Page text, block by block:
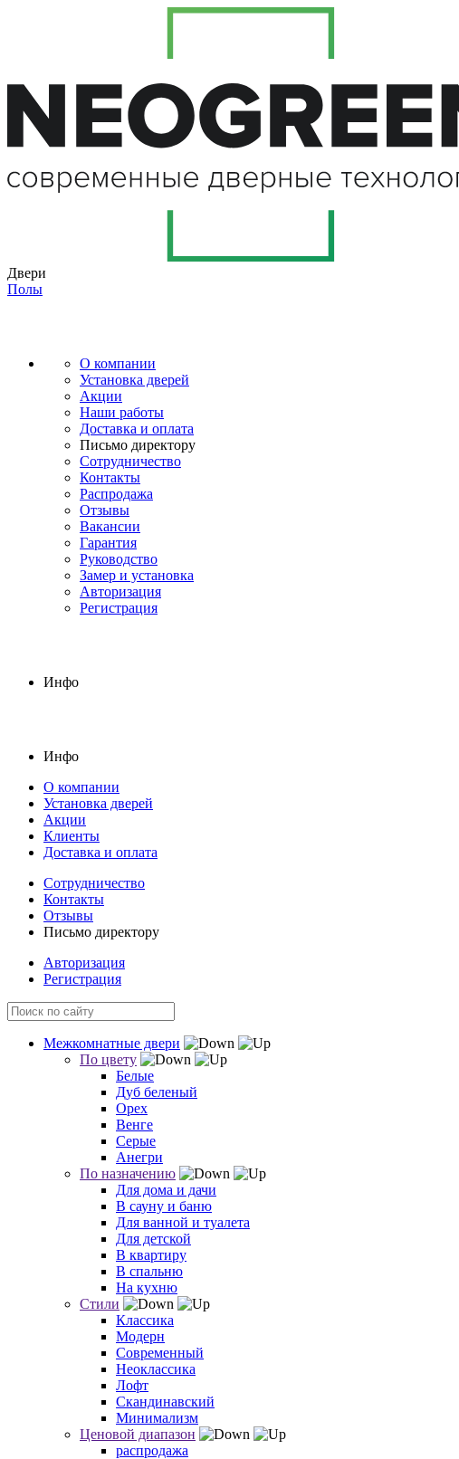
Двери
Полы
О компании
Установка дверей
Акции
Наши работы
Доставка и оплата
Письмо директору
Сотрудничество
Контакты
Распродажа
Отзывы
Вакансии
Гарантия
Руководство
Замер и установка
Авторизация
Регистрация
Инфо
Инфо
О компании
Установка дверей
Акции
Клиенты
Доставка и оплата
Сотрудничество
Контакты
Отзывы
Письмо директору
Авторизация
Регистрация
Межкомнатные двери
По цвету
Белые
Дуб беленый
Орех
Венге
Серые
Анегри
По назначению
Для дома и дачи
В сауну и баню
Для ванной и туалета
Для детской
В квартиру
В спальню
На кухню
Стили
Классика
Модерн
Современный
Неоклассика
Лофт
Скандинавский
Минимализм
Ценовой диапазон
распродажа